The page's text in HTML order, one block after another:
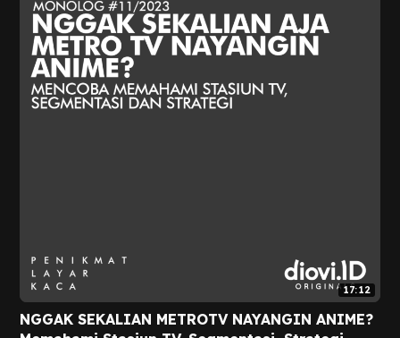
17:12
NGGAK SEKALIAN METROTV NAYANGIN ANIME?